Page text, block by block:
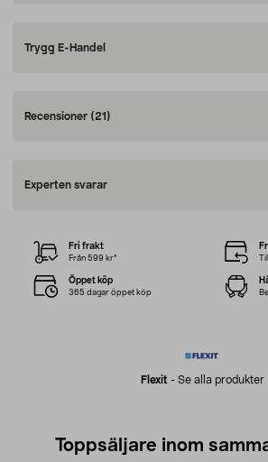
Trygg E-Handel
Recensioner (21)
Experten svarar
Flexit - Se alla produkter
Fri frakt
Från 599 kr*
Öppet köp
365 dagar öppet köp
Toppsäljare inom